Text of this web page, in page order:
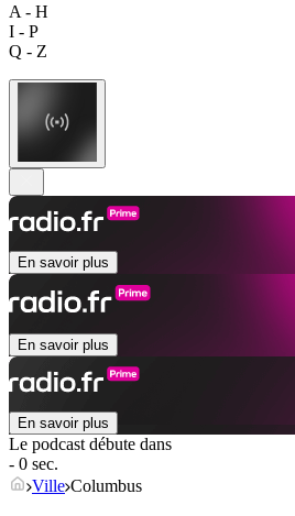
A - H
I - P
Q - Z
En savoir plus
En savoir plus
En savoir plus
Le podcast débute dans
- 0 sec.
Ville Columbus